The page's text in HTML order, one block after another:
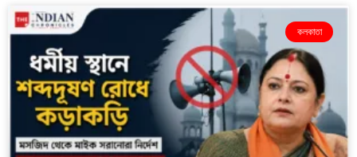
কলকাতা